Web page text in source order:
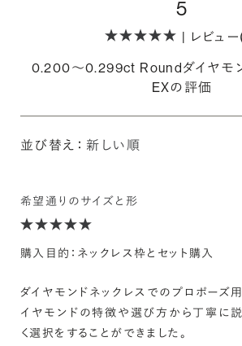
5
| レビュ
0.200〜0.299ct Roundダイヤモ
EXの評価
並び替え：
希望通りのサイズと形
購入目的：ネックレス枠とセット購入
ダイヤモンドネックレスでのプロポーズ
イヤモンドの特徴や選び方から丁寧に
く選択をすることができました。